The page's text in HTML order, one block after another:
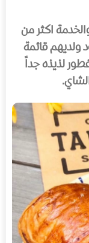
اكثر من
ولديهم قائمة
لذيذه جداً